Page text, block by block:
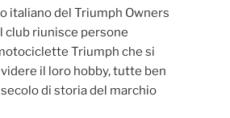
italiano del Triumph Owners
club riunisce persone
Triumph che si
il loro hobby, tutte ben
di storia del marchio